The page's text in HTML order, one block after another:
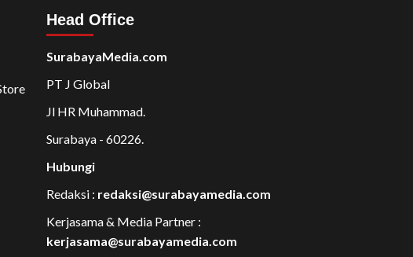
Head Office
SurabayaMedia.com
PT J Global
Jl HR Muhammad.
Surabaya - 60226.
Hubungi
Redaksi : redaksi@surabayamedia.com
Kerjasama & Media Partner :
kerjasama@surabayamedia.com